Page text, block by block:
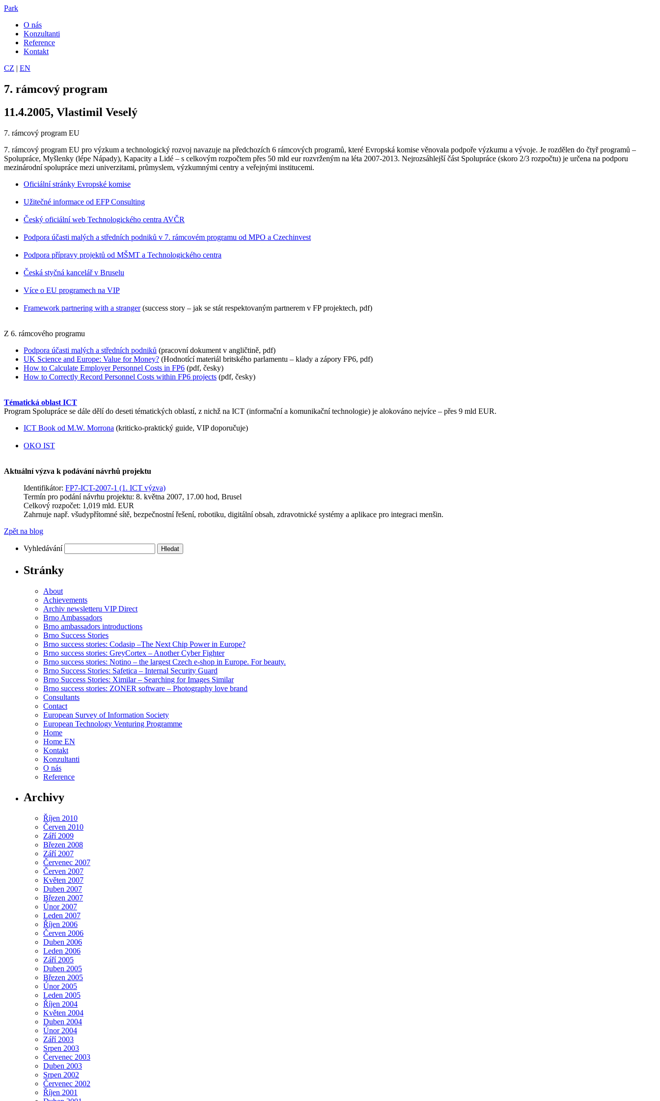
Park
O nás
Konzultanti
Reference
Kontakt
CZ | EN
7. rámcový program
11.4.2005, Vlastimil Veselý
7. rámcový program EU
7. rámcový program EU pro výzkum a technologický rozvoj navazuje na předchozích 6 rámcových programů, které Evropská komise věnovala podpoře výzkumu a vývoje. Je rozdělen do čtyř programů –
Spolupráce, Myšlenky (lépe Nápady), Kapacity a Lidé – s celkovým rozpočtem přes 50 mld eur rozvrženým na léta 2007-2013. Nejrozsáhlejší část Spolupráce (skoro 2/3 rozpočtu) je určena na podporu
mezinárodní spolupráce mezi univerzitami, průmyslem, výzkumnými centry a veřejnými institucemi.
Oficiální stránky Evropské komise
Užitečné informace od EFP Consulting
Český oficiální web Technologického centra AVČR
Podpora účasti malých a středních podniků v 7. rámcovém programu od MPO a Czechinvest
Podpora přípravy projektů od MŠMT a Technologického centra
Česká styčná kancelář v Bruselu
Více o EU programech na VIP
Framework partnering with a stranger(success story – jak se stát respektovaným partnerem v FP projektech, pdf)
Z 6. rámcového programu
Podpora účasti malých a středních podniků (pracovní dokument v angličtině, pdf)
UK Science and Europe: Value for Money? (Hodnotící materiál britského parlamentu – klady a zápory FP6, pdf)
How to Calculate Employer Personnel Costs in FP6 (pdf, česky)
How to Correctly Record Personnel Costs within FP6 projects (pdf, česky)
Tématická oblast ICT
Program Spolupráce se dále dělí do deseti tématických oblastí, z nichž na ICT (informační a komunikační technologie) je alokováno nejvíce – přes 9 mld EUR.
ICT Book od M.W. Morrona (kriticko-praktický guide, VIP doporučuje)
OKO IST
Aktuální výzva k podávání návrhů projektu
Identifikátor: FP7-ICT-2007-1 (1. ICT výzva)
Termín pro podání návrhu projektu: 8. května 2007, 17.00 hod, Brusel
Celkový rozpočet: 1,019 mld. EUR
Zahrnuje např. všudypřítomné sítě, bezpečnostní řešení, robotiku, digitální obsah, zdravotnické systémy a aplikace pro integraci menšin.
Zpět na blog
Vyhledávání
Stránky
About
Achievements
Archiv newsletteru VIP Direct
Brno Ambassadors
Brno ambassadors introductions
Brno Success Stories
Brno success stories: Codasip –The Next Chip Power in Europe?
Brno success stories: GreyCortex – Another Cyber Fighter
Brno success stories: Notino – the largest Czech e-shop in Europe. For beauty.
Brno Success Stories: Safetica – Internal Security Guard
Brno Success Stories: Ximilar – Searching for Images Similar
Brno success stories: ZONER software – Photography love brand
Consultants
Contact
European Survey of Information Society
European Technology Venturing Programme
Home
Home EN
Kontakt
Konzultanti
O nás
Reference
Archivy
Říjen 2010
Červen 2010
Září 2009
Březen 2008
Září 2007
Červenec 2007
Červen 2007
Květen 2007
Duben 2007
Březen 2007
Únor 2007
Leden 2007
Říjen 2006
Červen 2006
Duben 2006
Leden 2006
Září 2005
Duben 2005
Březen 2005
Únor 2005
Leden 2005
Říjen 2004
Květen 2004
Duben 2004
Únor 2004
Září 2003
Srpen 2003
Červenec 2003
Duben 2003
Srpen 2002
Červenec 2002
Říjen 2001